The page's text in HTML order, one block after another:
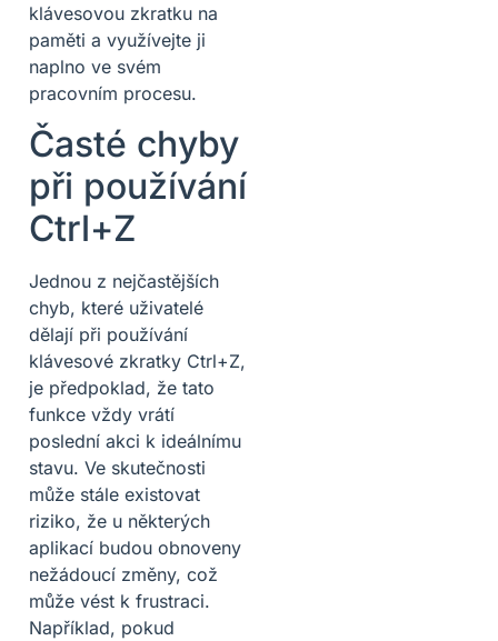
klávesovou zkratku na
paměti a využívejte ji
naplno ve svém
pracovním procesu.
Časté chyby
při používání
Ctrl+Z
Jednou z nejčastějších
chyb, které uživatelé
dělají při používání
klávesové zkratky Ctrl+Z,
je předpoklad, že tato
funkce vždy vrátí
poslední akci k ideálnímu
stavu. Ve skutečnosti
může stále existovat
riziko, že u některých
aplikací budou obnoveny
nežádoucí změny, což
může vést k frustraci.
Například, pokud